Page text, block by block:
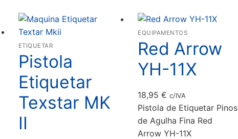
ETIQUETAR
Pistola
Etiquetar
Texstar MK
II
EQUIPAMENTOS
Red Arrow
YH-11X
18,95 € c/IVA
Pistola de Etiquetar Pinos
de Agulha Fina Red
Arrow YH-11X